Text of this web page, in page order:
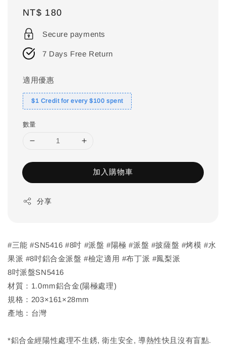
Regular
price
NT$ 180
Secure payments
7 Days Free Return
適用優惠
$1 Credit for every $100 spent
數量
加入購物車
分享
#三能 #SN5416 #8吋 #派盤 #陽極 #派盤 #披薩盤 #烤模 #水
果派 #8吋鋁合金派盤 #檢定適用 #布丁派 #鳳梨派
8吋派盤SN5416
材質：1.0mm鋁合金(陽極處理)
規格：203×161×28mm
產地：台灣
*鋁合金經陽性處理不生銹, 衛生安全, 導熱性快且沒有盲點.